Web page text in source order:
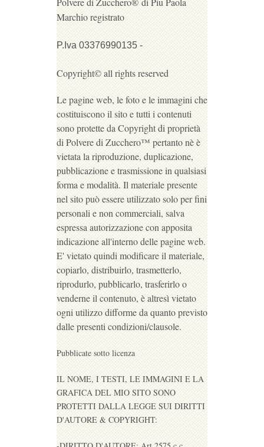
Marchio registrato
P.Iva 03376990135 -
Copyright© all rights reserved
Le pagine web, le foto e le immagini che
costituiscono il sito e tutti i contenuti
sono protette da Copyright di proprietà
di Polvere di Zucchero™ pertanto nè è
vietata la riproduzione, duplicazione,
pubblicazione e trasmissione in qualsiasi
forma e modalità. Il materiale presente
nel sito può essere utilizzato solo per fini
personali e non commerciali, salva
espressa autorizzazione con apposita
indicazione all'interno delle pagine web.
E' vietato quindi modificare il materiale,
copiarlo, distribuirlo, trasmetterlo,
riprodurlo, pubblicarlo, trasferirlo o
venderne il contenuto, è altresì vietato
ogni utilizzo difforme da quanto previsto
dalle presenti condizioni/clausole.
Pubblicate sotto licenza
IL NOME, I TESTI, LE IMMAGINI E LA
GRAFICA DEL MIO SITO SONO
PROTETTI DALLA LEGGE SUI DIRITTI
D'AUTORE & COPYRIGHT: